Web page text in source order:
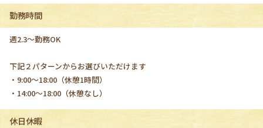
勤務時間
週2.3〜勤務OK
下記２パターンからお選びいただけます
・9:00〜18:00（休憩1時間）
・14:00〜18:00（休憩なし）
休日休暇